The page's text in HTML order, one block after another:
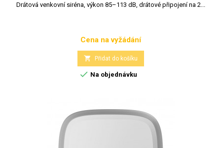
Drátová venkovní siréna, výkon 85–113 dB, drátové připojení na 2...
Cena
Cena na vyžádání
 Přidat do košíku
 Na objednávku